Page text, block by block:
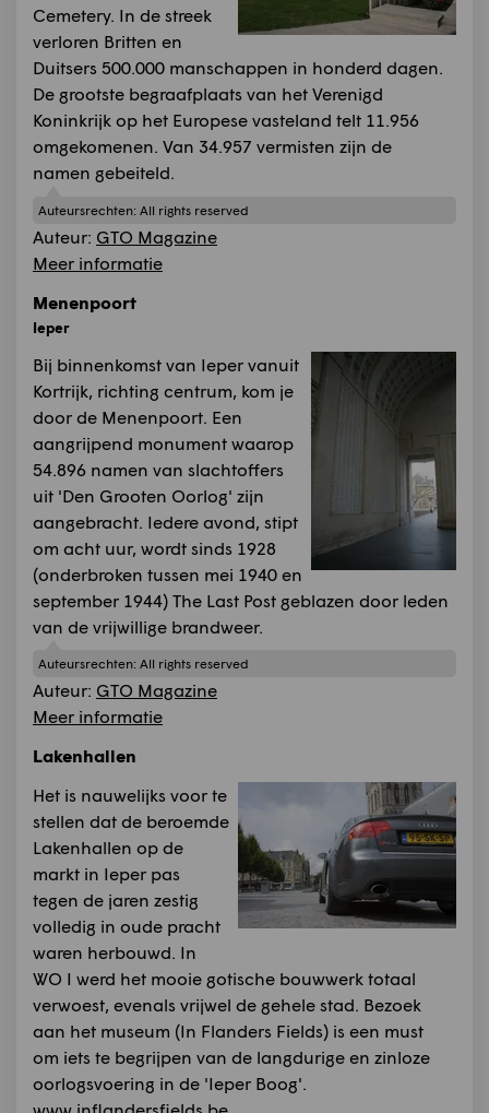
Cemetery. In de streek
verloren Britten en
Duitsers 500.000 manschappen in honderd dagen.
De grootste begraafplaats van het Verenigd
Koninkrijk op het Europese vasteland telt 11.956
omgekomenen. Van 34.957 vermisten zijn de
namen gebeiteld.
Auteursrechten: All rights reserved
Auteur: GTO Magazine
Meer informatie
Menenpoort
Ieper
Bij binnenkomst van Ieper vanuit
Kortrijk, richting centrum, kom je
door de Menenpoort. Een
aangrijpend monument waarop
54.896 namen van slachtoffers
uit 'Den Grooten Oorlog' zijn
aangebracht. Iedere avond, stipt
om acht uur, wordt sinds 1928
(onderbroken tussen mei 1940 en
september 1944) The Last Post geblazen door leden
van de vrijwillige brandweer.
Auteursrechten: All rights reserved
Auteur: GTO Magazine
Meer informatie
Lakenhallen
Het is nauwelijks voor te
stellen dat de beroemde
Lakenhallen op de
markt in Ieper pas
tegen de jaren zestig
volledig in oude pracht
waren herbouwd. In
WO I werd het mooie gotische bouwwerk totaal
verwoest, evenals vrijwel de gehele stad. Bezoek
aan het museum (In Flanders Fields) is een must
om iets te begrijpen van de langdurige en zinloze
oorlogsvoering in de 'Ieper Boog'.